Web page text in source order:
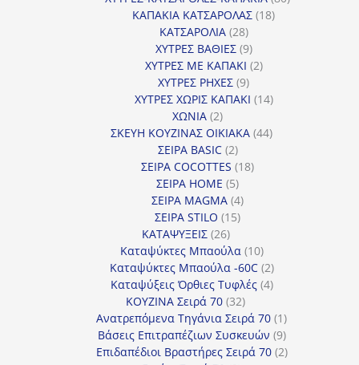
ΚΑΠΑΚΙΑ ΚΑΤΣΑΡΟΛΑΣ 1818
ΚΑΤΣΑΡΟΛΙΑ 2828
προϊόντα
ΧΥΤΡΕΣ ΒΑΘΙΕΣ 99
προϊόντα
ΧΥΤΡΕΣ ΜΕ ΚΑΠΑΚΙ 22
ΧΥΤΡΕΣ ΡΗΧΕΣ 99
προϊόντα
ΧΥΤΡΕΣ ΧΩΡΙΣ ΚΑΠΑΚΙ 1414
ΧΩΝΙΑ 22
προϊόντα
ΣΚΕΥΗ ΚΟΥΖΙΝΑΣ ΟΙΚΙΑΚΑ 4444
ΣΕΙΡΑ BASIC 22
προϊόντα
ΣΕΙΡΑ COCOTTES 1818
ΣΕΙΡΑ HOME 55
προϊόντα
ΣΕΙΡΑ MAGMA 44
προϊόντα
ΣΕΙΡΑ STILO 1515
ΚΑΤΑΨΥΞΕΙΣ 2626
προϊόντα
Καταψύκτες Μπαούλα 1010
προϊόντα
Καταψύκτες Μπαούλα -60C 22
προϊόντα
Καταψύξεις Όρθιες Τυφλές 44
ΚΟΥΖΙΝΑ Σειρά 70 3232
προϊόντα
Ανατρεπόμενα Τηγάνια Σειρά 70 11
προϊόν
Βάσεις Επιτραπέζιων Συσκευών 99
προϊόντα
Επιδαπέδιοι Βραστήρες Σειρά 70 22